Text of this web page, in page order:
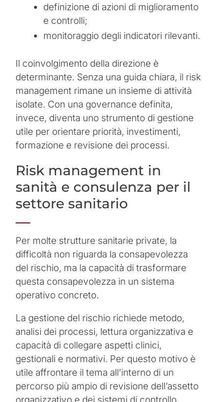
definizione di azioni di miglioramento
e controlli;
monitoraggio degli indicatori rilevanti.
Il coinvolgimento della direzione è
determinante. Senza una guida chiara, il risk
management rimane un insieme di attività
isolate. Con una governance definita,
invece, diventa uno strumento di gestione
utile per orientare priorità, investimenti,
formazione e revisione dei processi.
Risk management in
sanità e consulenza per il
settore sanitario
Per molte strutture sanitarie private, la
difficoltà non riguarda la consapevolezza
del rischio, ma la capacità di trasformare
questa consapevolezza in un sistema
operativo concreto.
La gestione del rischio richiede metodo,
analisi dei processi, lettura organizzativa e
capacità di collegare aspetti clinici,
gestionali e normativi. Per questo motivo è
utile affrontare il tema all’interno di un
percorso più ampio di revisione dell’assetto
organizzativo e dei sistemi di controllo.